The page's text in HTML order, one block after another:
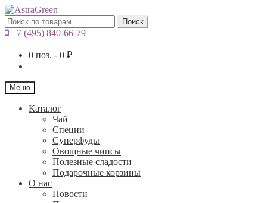
Искать: Поиск
+7 (495) 840-66-79
0 поз. - 0 ₽
Меню
Каталог
Чай
Специи
Cуперфуды
Овощные чипсы
Полезные сладости
Подарочные корзины
О нас
Новости